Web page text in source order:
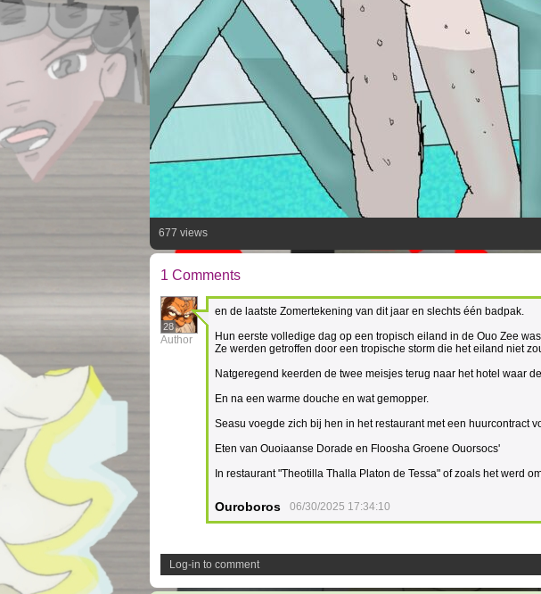
677 views
1 Comments
28
Author
en de laatste Zomertekening van dit jaar en slechts één badpak.
Hun eerste volledige dag op een tropisch eiland in de Ouo Zee
Ze werden getroffen door een tropische storm die het eiland niet
Natgeregend keerden de twee meisjes terug naar het hotel waar
En na een warme douche en wat gemopper.
Seasu voegde zich bij hen in het restaurant met een huurcontract
Eten van Ouoiaanse Dorade en Floosha Groene Ouorsocs'
In restaurant "Theotilla Thalla Platon de Tessa" of zoals het werd
Ouroboros 06/30/2025 17:34:10
Log-in to comment